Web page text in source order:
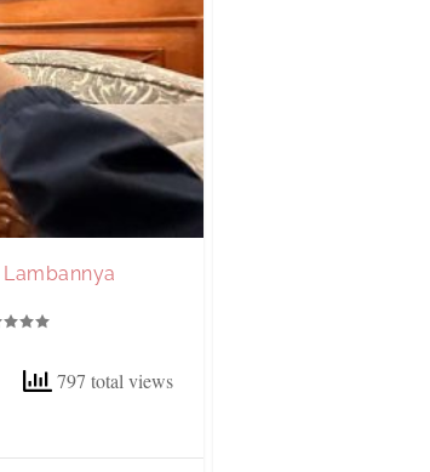
797 total views